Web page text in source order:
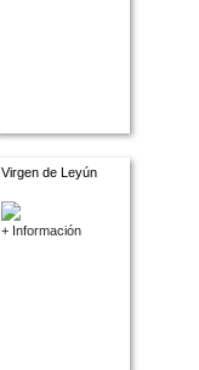
Virgen de Leyún
+ Información